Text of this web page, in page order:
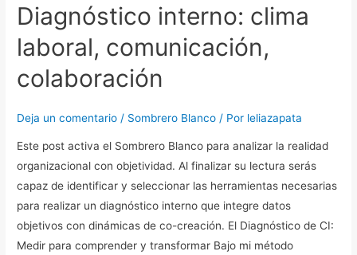
Diagnóstico interno: clima
laboral, comunicación,
colaboración
Deja un comentario / Sombrero Blanco / Por leliazapata
Este post activa el Sombrero Blanco para analizar la realidad
organizacional con objetividad. Al finalizar su lectura serás
capaz de identificar y seleccionar las herramientas necesarias
para realizar un diagnóstico interno que integre datos
objetivos con dinámicas de co-creación. El Diagnóstico de CI:
Medir para comprender y transformar Bajo mi método
Diagnóstico
interno:
clima
laboral,
comunicación,